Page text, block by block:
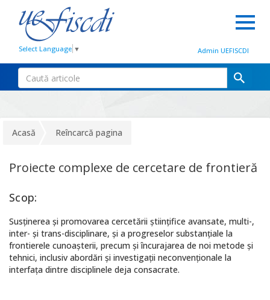
Select Language ▼ Admin UEFISCDI
Acasă Reîncarcă pagina
Proiecte complexe de cercetare de frontieră
Scop:
Susținerea și promovarea cercetării științifice avansate, multi-,
inter- și trans-disciplinare, și a progreselor substanțiale la
frontierele cunoașterii, precum și încurajarea de noi metode și
tehnici, inclusiv abordări și investigații neconvenționale la
interfața dintre disciplinele deja consacrate.